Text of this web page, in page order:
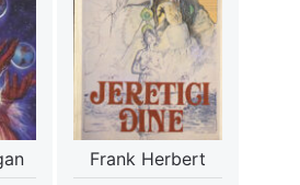
Frank Herbert